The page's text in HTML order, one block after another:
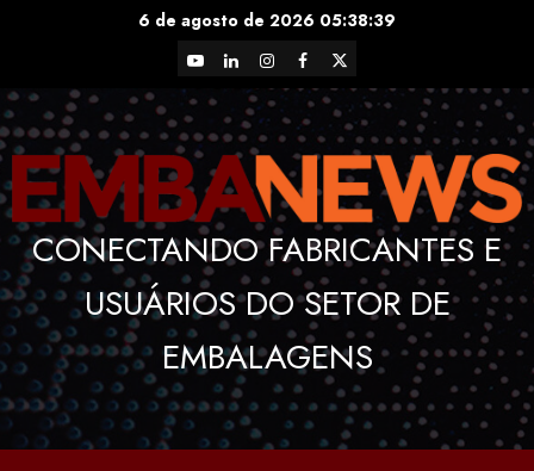
6 de agosto de 2026 05:38:40
YouTubeLinkedInInstagram
Facebook
X
CONECTANDO FABRICANTES E
USUÁRIOS DO SETOR DE
EMBALAGENS